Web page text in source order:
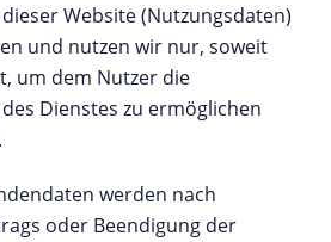
Website (Nutzungsdaten)
und nutzen wir nur, soweit
um dem Nutzer die
Dienstes zu ermöglichen
werden nach
oder Beendigung der